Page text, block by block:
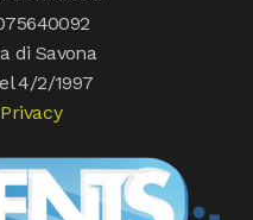
di Savona
4/2/1997
Privacy